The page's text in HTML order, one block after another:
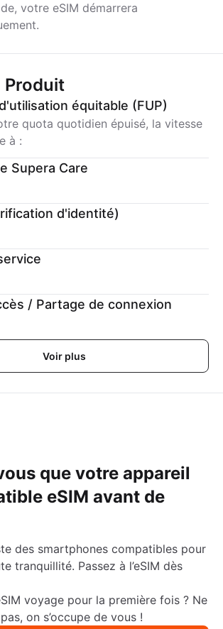
votre eSIM démarrera
Produit
équitable (FUP)
quota quotidien épuisé, la vitesse
à :
Supera Care
d'identité)
/ Partage de connexion
Voir plus
que votre appareil
eSIM avant de
des smartphones compatibles pour
tranquillité. Passez à l’eSIM dès
voyage pour la première fois ? Ne
on s’occupe de vous !